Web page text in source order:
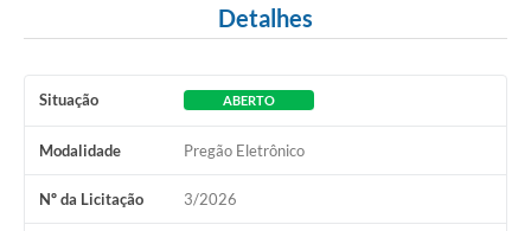
Detalhes
Situação ABERTO
Modalidade Pregão Eletrônico
Nº da Licitação 3/2026